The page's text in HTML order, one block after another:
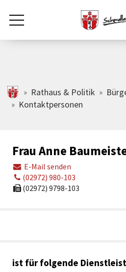
Zum Hauptinhalt springen
Rathaus & Politik
Tourismus
Freizeit & Kultur
schmallenberg.de
Rathaus & Politik
Kontaktpersonen
Frau Anne
E-Mail senden
(02972) 980-103
(02972) 9798-103
ist für folgende